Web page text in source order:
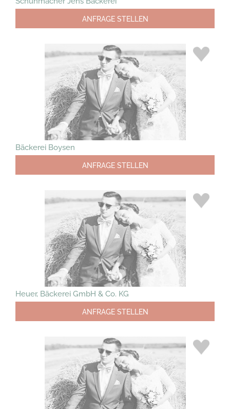
ANFRAGE STELLEN
Bäckerei Boysen
ANFRAGE STELLEN
Heuer, Bäckerei GmbH & Co. KG
ANFRAGE STELLEN